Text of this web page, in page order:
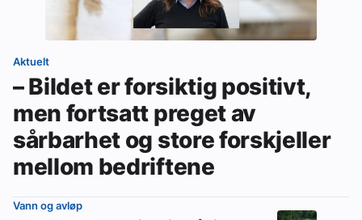
Aktuelt
– Bildet er forsiktig positivt,
men fortsatt preget av
sårbarhet og store forskjeller
mellom bedriftene
Vann og avløp